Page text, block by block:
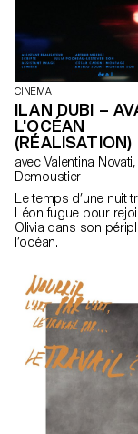
CINEMA
ILAN DUBI –
L'OCÉAN
(RÉALISATION)
avec Valentina Novati, Stéphane
Demoustier
Le temps d’une nuit
Léon fugue pour
Olivia dans son
l’océan.